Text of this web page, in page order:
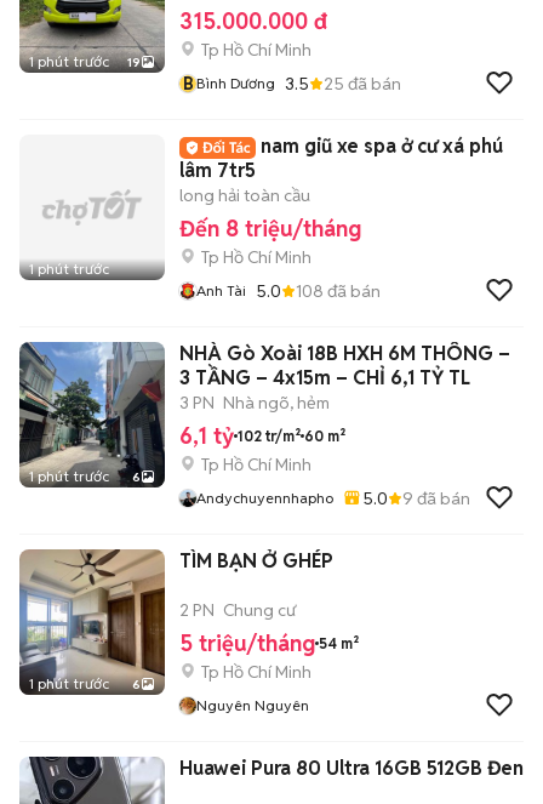
1 phút trước 19
315.000.000 đ
Tp Hồ Chí Minh
BBình Dương 3.5 25 đã bán
1 phút trước
nam giũ xe spa ở cư xá phú
lâm 7tr5
long hải toàn cầu
Đến 8 triệu/tháng
Tp Hồ Chí Minh
Anh Tài 5.0 108 đã bán
1 phút trước 6
NHÀ Gò Xoài 18B HXH 6M THÔNG –
3 TẦNG – 4x15m – CHỈ 6,1 TỶ TL
3 PN Nhà ngõ, hẻm
6,1 tỷ 102 tr/m² 60 m²
Tp Hồ Chí Minh
Andychuyennhapho 5.0 9 đã bán
1 phút trước 6
TÌM BẠN Ở GHÉP
2 PN Chung cư
5 triệu/tháng 54 m²
Tp Hồ Chí Minh
Nguyên Nguyên
Huawei Pura 80 Ultra 16GB 512GB Đen